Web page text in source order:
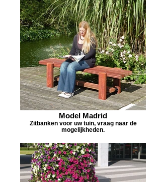
Model Madrid
Zitbanken voor uw tuin, vraag naar de
mogelijkheden.